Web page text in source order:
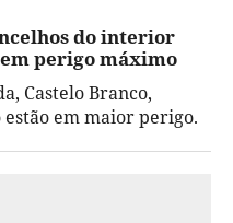
do interior
perigo máximo
Castelo Branco,
em maior perigo.